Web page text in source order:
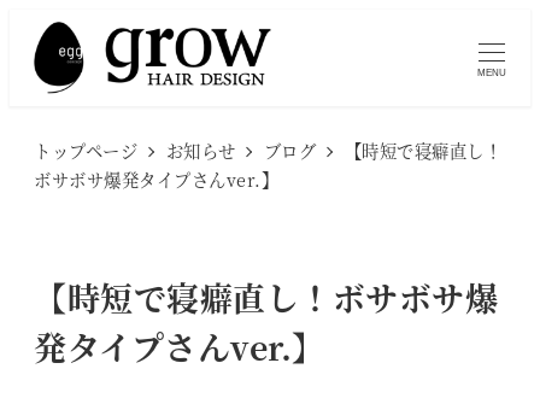
MENU
トップページ お知らせ ブログ
【時短で寝癖直し！
ボサボサ爆発タイプさんver.】
【時短で寝癖直し！ボサボサ爆
発タイプさんver.】